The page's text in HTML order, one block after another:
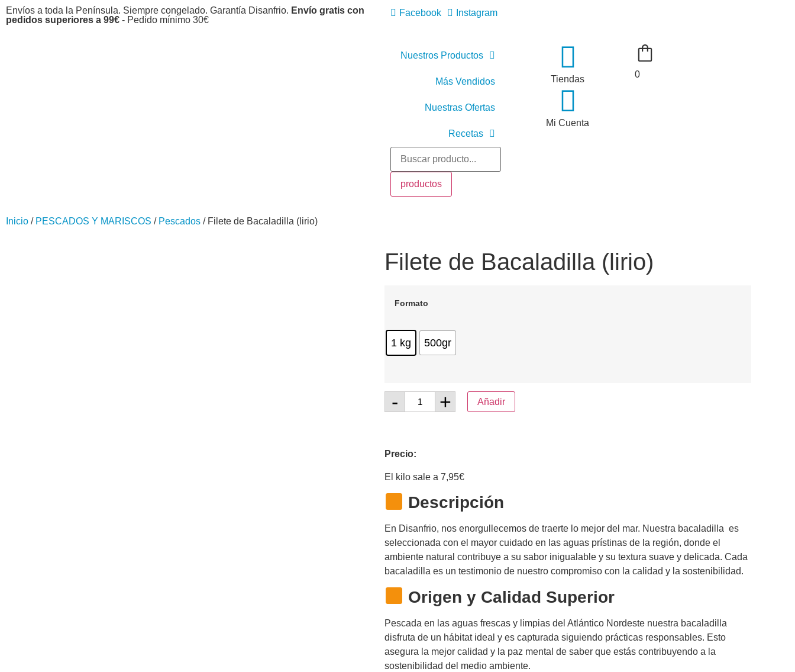
Envíos a toda la Península. Siempre congelado. Garantía Disanfrio. Envío gratis con
pedidos superiores a 99€ - Pedido mínimo 30€
Facebook Instagram
Nuestros Productos
Más Vendidos
Nuestras Ofertas
Recetas
Recetas con Carne
Recetas de Postres
productos
Tiendas
Mi Cuenta
0
Inicio / PESCADOS Y MARISCOS / Pescados / Filete de Bacaladilla (lirio)
Filete de Bacaladilla (lirio)
Formato
1 kg 500gr
- + Añadir
Precio:
El kilo sale a 7,95€
Descripción
En Disanfrio, nos enorgullecemos de traerte lo mejor del mar. Nuestra bacaladilla es
seleccionada con el mayor cuidado en las aguas prístinas de la región, donde el
ambiente natural contribuye a su sabor inigualable y su textura suave y delicada. Cada
bacaladilla es un testimonio de nuestro compromiso con la calidad y la sostenibilidad.
Origen y Calidad Superior
Pescada en las aguas frescas y limpias del Atlántico Nordeste nuestra bacaladilla
disfruta de un hábitat ideal y es capturada siguiendo prácticas responsables. Esto
asegura la mejor calidad y la paz mental de saber que estás contribuyendo a la
sostenibilidad del medio ambiente.